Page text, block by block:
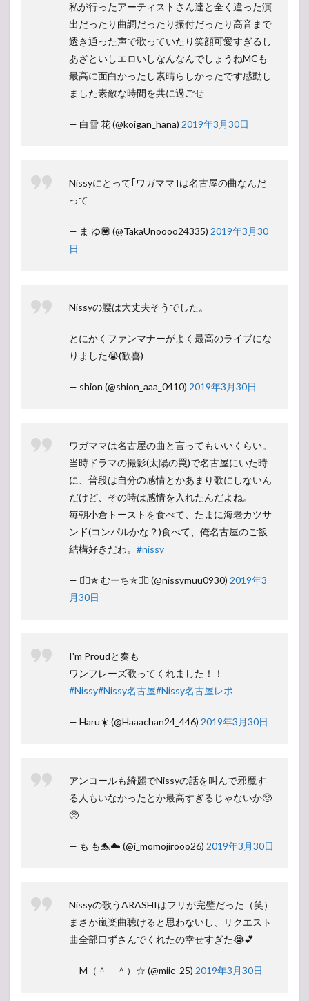
私が行ったアーティストさん達と全く違った演
出だったり曲調だったり振付だったり高音まで
透き通った声で歌っていたり笑顔可愛すぎるし
あざといしエロいしなんなんでしょうねMCも
最高に面白かったし素晴らしかったです感動し
ました素敵な時間を共に過ごせ
— 白雪 花 (@koigan_hana) 2019年3月30日
Nissyにとって｢ワガママ｣は名古屋の曲なんだ
って
— ま ゆ💟 (@TakaUnoooo24335) 2019年3月30
日
Nissyの腰は大丈夫そうでした。
とにかくファンマナーがよく最高のライブにな
りました😭(歓喜)
— shion (@shion_aaa_0410) 2019年3月30日
ワガママは名古屋の曲と言ってもいいくらい。
当時ドラマの撮影(太陽の罠)で名古屋にいた時
に、普段は自分の感情とかあまり歌にしないん
だけど、その時は感情を入れたんだよね。
毎朝小倉トーストを食べて、たまに海老カツサ
ンド(コンパルかな？)食べて、俺名古屋のご飯
結構好きだわ。 #nissy
— ◡̈⃝✯ むーち✯◡̈⃝ (@nissymuu0930) 2019年3
月30日
I'm Proudと奏も
ワンフレーズ歌ってくれました！！
#Nissy#Nissy名古屋#Nissy名古屋レポ
— Haru☀️ (@Haaachan24_446) 2019年3月30日
アンコールも綺麗でNissyの話を叫んで邪魔す
る人もいなかったとか最高すぎるじゃないか🥺
🥺
— も も🐬☁️ (@i_momojirooo26) 2019年3月30日
Nissyの歌うARASHIはフリが完璧だった（笑）
まさか嵐楽曲聴けると思わないし、リクエスト
曲全部口ずさんでくれたの幸せすぎた😭💕
— M（＾＿＾）☆ (@miic_25) 2019年3月30日